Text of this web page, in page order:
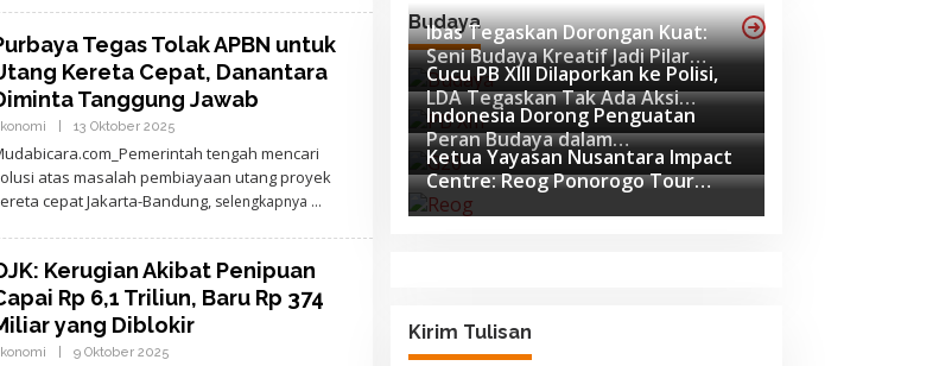
E
A
T
A
R
Tegas Tolak APBN untuk
Kereta Cepat, Danantara
Tanggung Jawab
13 Oktober 2025
E
H
A
J
D
E
W
A
N
T
tengah mencari
atas masalah pembiayaan utang proyek
cepat Jakarta-Bandung, selengkapnya
Kerugian Akibat Penipuan
Rp 6,1 Triliun, Baru Rp 374
yang Diblokir
9 Oktober 2025
Budaya
Ibas Tegaskan Dorongan Kuat:
Seni Budaya Kreatif Jadi Pilar
Utama Identitas dan Ekonomi
Nasional
Cucu PB XIII Dilaporkan ke Polisi,
LDA Tegaskan Tak Ada Aksi
Pemukulan
Indonesia Dorong Penguatan
Peran Budaya dalam
Pembangunan Global di Forum G20
Afrika Selatan
Ketua Yayasan Nusantara Impact
Centre: Reog Ponorogo Tour
Europe adalah Langkah Strategis
Kirim Tulisan